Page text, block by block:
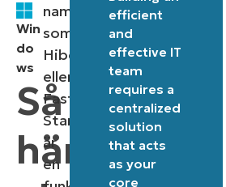
Win
do
ws
Så
här
namn
som
Hiberboot
eller
Fast
Startup,
är
en
efficient
and
effective IT
team
requires a
centralized
solution
that acts
as your
core